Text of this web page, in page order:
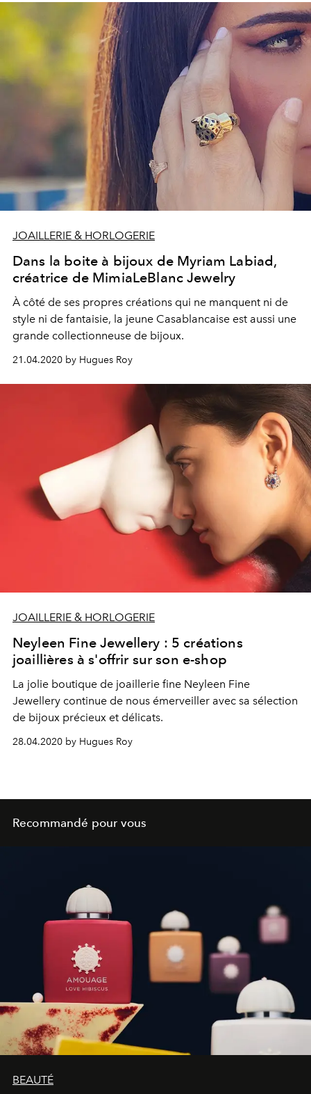
Lumière.
JOAILLERIE & HORLOGERIE
Dans la boite à bijoux de Myriam Labiad,
créatrice de MimiaLeBlanc Jewelry
À côté de ses propres créations qui ne manquent ni de
style ni de fantaisie, la jeune Casablancaise est aussi une
grande collectionneuse de bijoux.
21.04.2020 by Hugues Roy
JOAILLERIE & HORLOGERIE
Neyleen Fine Jewellery : 5 créations
joaillières à s'offrir sur son e-shop
La jolie boutique de joaillerie fine Neyleen Fine
Jewellery continue de nous émerveiller avec sa sélection
de bijoux précieux et délicats.
28.04.2020 by Hugues Roy
Recommandé pour vous
BEAUTÉ